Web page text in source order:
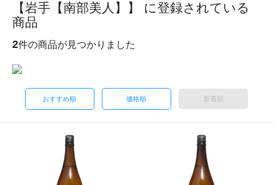
【岩手【南部美人】】 に登録されている
商品
2件の商品が見つかりました
おすすめ順 価格順 新着順